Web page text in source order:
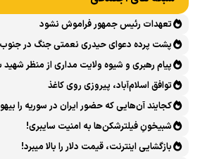
تعهدات رئیس جمهور فراموش نشود
پشت پرده دعوای حیدری نعمتی جنگ در جنوب
پیام رهبری و شیوه ولایت مداری از منظر
توافق اسلام‌آباد، پیروزی روی کاغذ
کجایند آن‌هایی که حضور ایران در سوریه را
شبیخونِ فیلترشکن‌ها به امنیت سایبری!
بازگشایی اینترنت، قیمت دلار را بالا میبرد!